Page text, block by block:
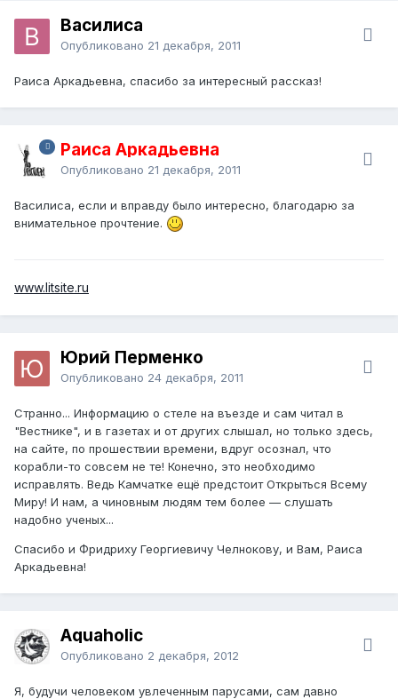
Василиса
Опубликовано 21 декабря, 2011
Раиса Аркадьевна, спасибо за интересный рассказ!
Раиса Аркадьевна
Опубликовано 21 декабря, 2011
Василиса, если и вправду было интересно, благодарю за
внимательное прочтение.
www.litsite.ru
Юрий Перменко
Опубликовано 24 декабря, 2011
Странно... Информацию о стеле на въезде и сам читал в
"Вестнике", и в газетах и от других слышал, но только здесь,
на сайте, по прошествии времени, вдруг осознал, что
корабли-то совсем не те! Конечно, это необходимо
исправлять. Ведь Камчатке ещё предстоит Открыться Всему
Миру! И нам, а чиновным людям тем более — слушать
надобно ученых...
Спасибо и Фридриху Георгиевичу Челнокову, и Вам, Раиса
Аркадьевна!
Aquaholic
Опубликовано 2 декабря, 2012
Я, будучи человеком увлеченным парусами, сам давно